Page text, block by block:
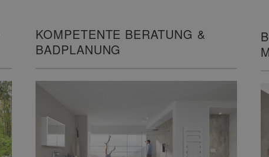
KOMPETENTE BERATUNG &
BADPLANUNG